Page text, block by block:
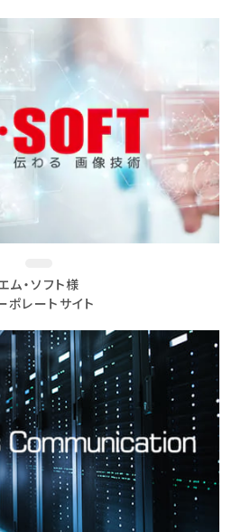
ム・ソフト様
ポレートサイト